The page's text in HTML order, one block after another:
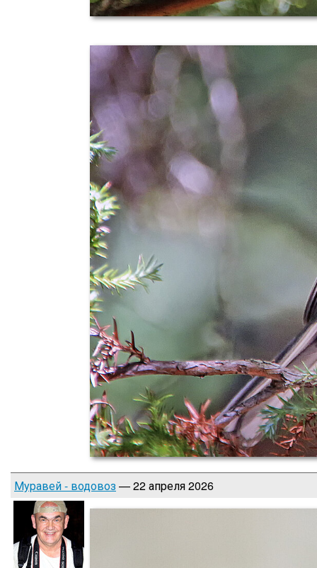
Муравей - водовоз — 22 апреля 2026